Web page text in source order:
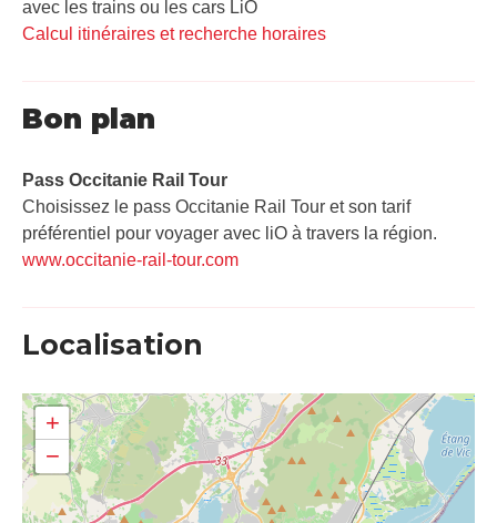
avec les trains ou les cars LiO
Calcul itinéraires et recherche horaires
Bon plan
Pass Occitanie Rail Tour​
Choisissez le pass Occitanie Rail Tour et son tarif
préférentiel pour voyager avec liO à travers la région.
www.occitanie-rail-tour.com
Localisation
+
−